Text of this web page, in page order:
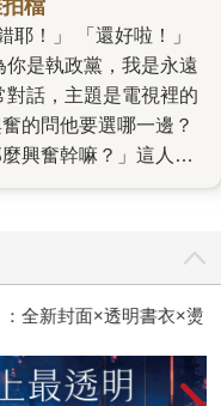
檔
你是執政黨，我是永遠
話，主題是電視裡的
的問他要選哪一邊？
興奮幹嘛？」這人脖
快被我搞瘋了。哈哈
板著一張撲克臉的社
也不說，有時候卻又
的情緒起伏搞得我也
力的方法就是給他吃
美食就沒輒。 沒輒在
全新封面×透明書衣×燙